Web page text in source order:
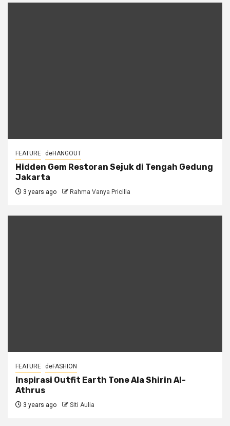
FEATURE deHANGOUT
Hidden Gem Restoran Sejuk di Tengah Gedung
Jakarta
3 years ago Rahma Vanya Pricilla
FEATURE deFASHION
Inspirasi Outfit Earth Tone Ala Shirin Al-
Athrus
3 years ago Siti Aulia